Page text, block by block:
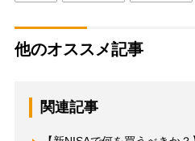
他のオススメ記事
関連記事